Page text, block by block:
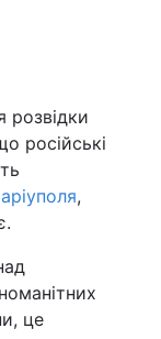
розвідки
російські
,
це